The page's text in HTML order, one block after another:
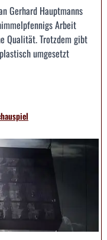
Gerhard Hauptmanns
Arbeit
Qualität. Trotzdem gibt
umgesetzt